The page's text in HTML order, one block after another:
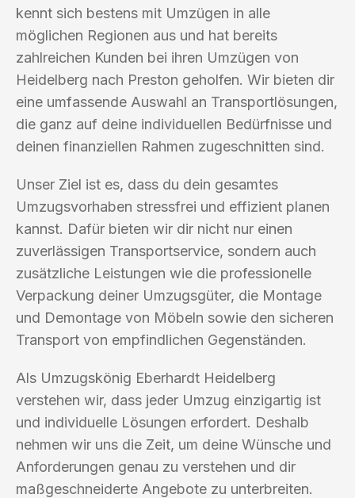
kennt sich bestens mit Umzügen in alle
möglichen Regionen aus und hat bereits
zahlreichen Kunden bei ihren Umzügen von
Heidelberg nach Preston geholfen. Wir bieten dir
eine umfassende Auswahl an Transportlösungen,
die ganz auf deine individuellen Bedürfnisse und
deinen finanziellen Rahmen zugeschnitten sind.
Unser Ziel ist es, dass du dein gesamtes
Umzugsvorhaben stressfrei und effizient planen
kannst. Dafür bieten wir dir nicht nur einen
zuverlässigen Transportservice, sondern auch
zusätzliche Leistungen wie die professionelle
Verpackung deiner Umzugsgüter, die Montage
und Demontage von Möbeln sowie den sicheren
Transport von empfindlichen Gegenständen.
Als Umzugskönig Eberhardt Heidelberg
verstehen wir, dass jeder Umzug einzigartig ist
und individuelle Lösungen erfordert. Deshalb
nehmen wir uns die Zeit, um deine Wünsche und
Anforderungen genau zu verstehen und dir
maßgeschneiderte Angebote zu unterbreiten.